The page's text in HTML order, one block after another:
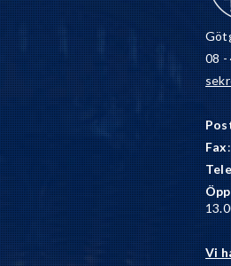
08 -
Fax
Vi